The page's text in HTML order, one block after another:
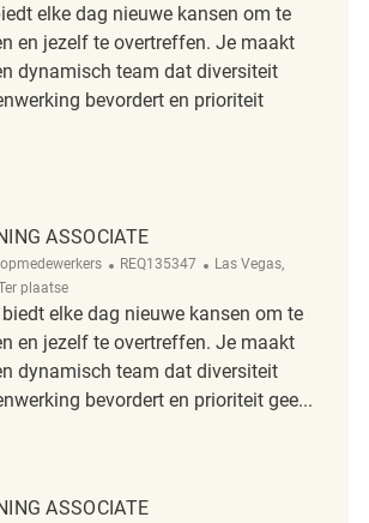
elke dag nieuwe kansen om te
en jezelf te overtreffen. Je maakt
dynamisch team dat diversiteit
bevordert en prioriteit
Cleaning Associate REQ118941
ASSOCIATE
ReqId
REQ135347 Plaats
Las Vegas,
plaatse
elke dag nieuwe kansen om te
en jezelf te overtreffen. Je maakt
dynamisch team dat diversiteit
bevordert en prioriteit gee...
Associate REQ135347
ASSOCIATE